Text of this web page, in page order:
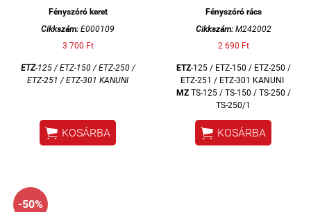
Fényszóró keret
Cikkszám: E000109
3 700 Ft
ETZ-125 / ETZ-150 / ETZ-250 /
ETZ-251 / ETZ-301 KANUNI
 KOSÁRBA
Fényszóró rács
Cikkszám:M242002
2 690 Ft
ETZ-125 / ETZ-150 / ETZ-250 /
ETZ-251 / ETZ-301 KANUNI
MZTS-125 / TS-150 / TS-250 /
TS-250/1
 KOSÁRBA
-50%